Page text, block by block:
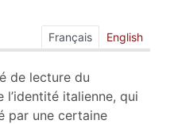
Français English
de lecture du
italienne, qui
par une certaine